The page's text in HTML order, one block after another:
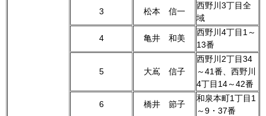
3 松本 信一
西野川3丁目全
域
4 亀井 和美
西野川4丁目1～
13番
5 大嶌 信子
西野川2丁目34
～41番、西野川
4丁目14～42番
6 橋井 節子
和泉本町1丁目1
～9・37番